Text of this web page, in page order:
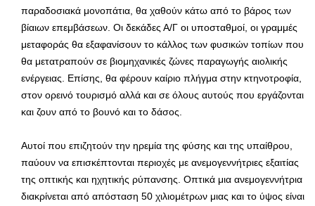
παραδοσιακά μονοπάτια, θα χαθούν κάτω από το βάρος των
βίαιων επεμβάσεων. Οι δεκάδες Α/Γ οι υποσταθμοί, οι γραμμές
μεταφοράς θα εξαφανίσουν το κάλλος των φυσικών τοπίων που
θα μετατραπούν σε βιομηχανικές ζώνες παραγωγής αιολικής
ενέργειας. Επίσης, θα φέρουν καίριο πλήγμα στην κτηνοτροφία,
στον ορεινό τουρισμό αλλά και σε όλους αυτούς που εργάζονται
και ζουν από το βουνό και το δάσος.
Αυτοί που επιζητούν την ηρεμία της φύσης και της υπαίθρου,
παύουν να επισκέπτονται περιοχές με ανεμογεννήτριες εξαιτίας
της οπτικής και ηχητικής ρύπανσης. Οπτικά μια ανεμογεννήτρια
διακρίνεται από απόσταση 50 χιλιομέτρων μιας και το ύψος είναι